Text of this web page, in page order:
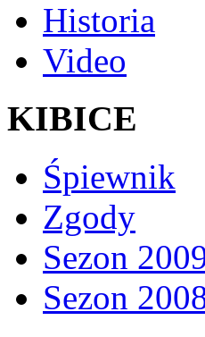
Historia
Video
KIBICE
Śpiewnik
Zgody
Sezon
Sezon